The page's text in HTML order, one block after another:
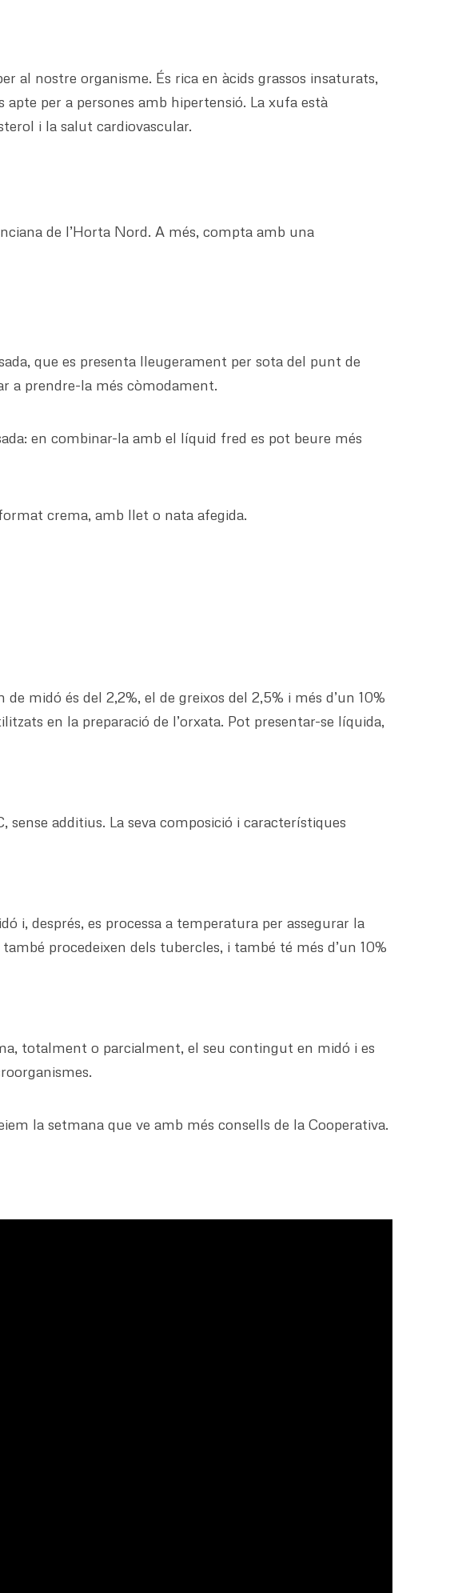
al nostre organisme. És rica en àcids grassos insaturats,
per a persones amb hipertensió. La xufa està
i la salut cardiovascular.
de l’Horta Nord. A més, compta amb una
que es presenta lleugerament per sota del punt de
a prendre-la més còmodament.
en combinar-la amb el líquid fred es pot beure més
crema, amb llet o nata afegida.
midó és del 2,2%, el de greixos del 2,5% i més d’un 10%
en la preparació de l’orxata. Pot presentar-se líquida,
additius. La seva composició i característiques
després, es processa a temperatura per assegurar la
procedeixen dels tubercles, i també té més d’un 10%
totalment o parcialment, el seu contingut en midó i es
la setmana que ve amb més consells de la Cooperativa.